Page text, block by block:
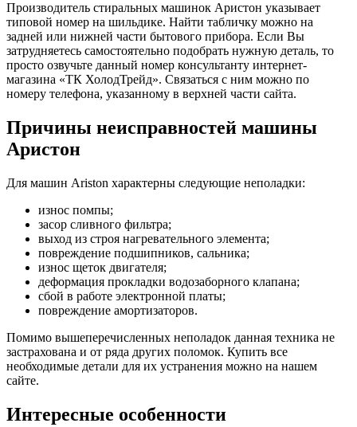
Производитель стиральных машинок Аристон указывает
типовой номер на шильдике. Найти табличку можно на
задней или нижней части бытового прибора. Если Вы
затрудняетесь самостоятельно подобрать нужную деталь, то
просто озвучьте данный номер консультанту интернет-
магазина «ТК ХолодТрейд». Связаться с ним можно по
номеру телефона, указанному в верхней части сайта.
Причины неисправностей машины
Аристон
Для машин Ariston характерны следующие неполадки:
износ помпы;
засор сливного фильтра;
выход из строя нагревательного элемента;
повреждение подшипников, сальника;
износ щеток двигателя;
деформация прокладки водозаборного клапана;
сбой в работе электронной платы;
повреждение амортизаторов.
Помимо вышеперечисленных неполадок данная техника не
застрахована и от ряда других поломок. Купить все
необходимые детали для их устранения можно на нашем
сайте.
Интересные особенности